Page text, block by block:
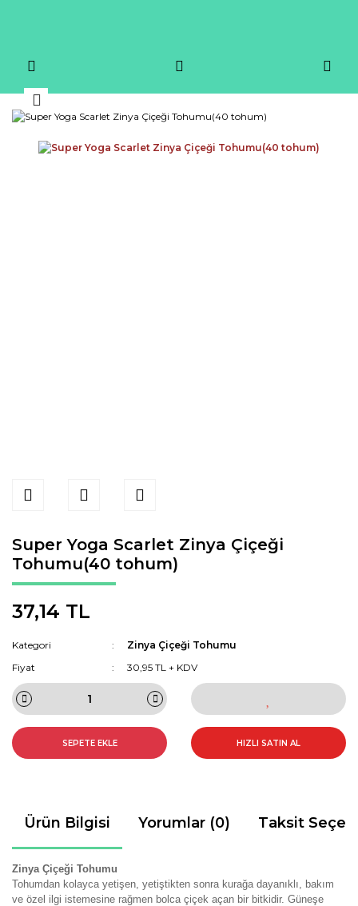
Super Yoga Scarlet Zinya Çiçeği
Tohumu(40 tohum)
37,14 TL
Kategori
Zinya Çiçeği Tohumu
Fiyat
30,95 TL + KDV
SEPETE EKLE HIZLI SATIN AL
Ürün Bilgisi Yorumlar (0) Taksit
Zinya Çiçeği Tohumu
Tohumdan kolayca yetişen, yetiştikten sonra kurağa dayanıklı, bakım
ve özel ilgi istemesine rağmen bolca çiçek açan bir bitkidir. Güneşe